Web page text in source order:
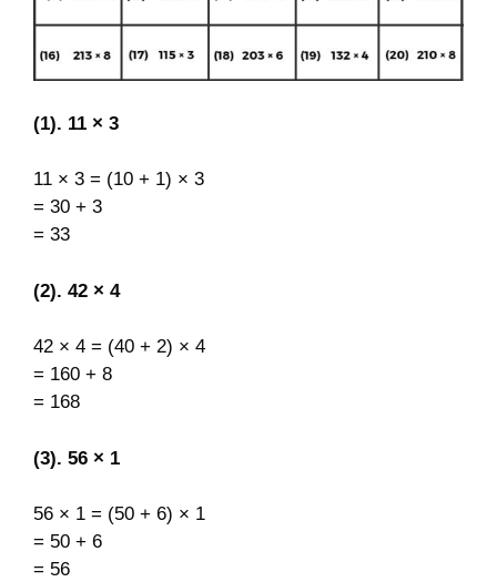
(1). 11 × 3
11 × 3 = (10 + 1) × 3
= 30 + 3
= 33
(2). 42 × 4
42 × 4 = (40 + 2) × 4
= 160 + 8
= 168
(3). 56 × 1
56 × 1 = (50 + 6) × 1
= 50 + 6
= 56